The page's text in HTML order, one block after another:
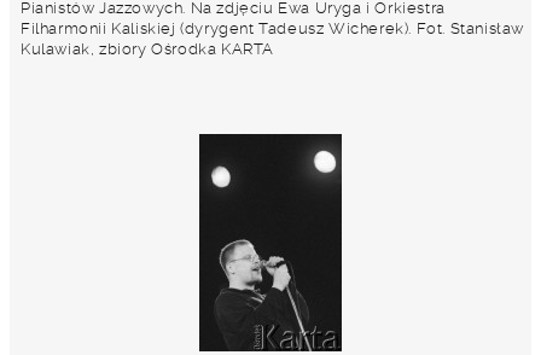
Pianistów Jazzowych. Na zdjęciu Ewa Uryga i Orkiestra
Filharmonii Kaliskiej (dyrygent Tadeusz Wicherek). Fot. Stanisław
Kulawiak, zbiory Ośrodka KARTA